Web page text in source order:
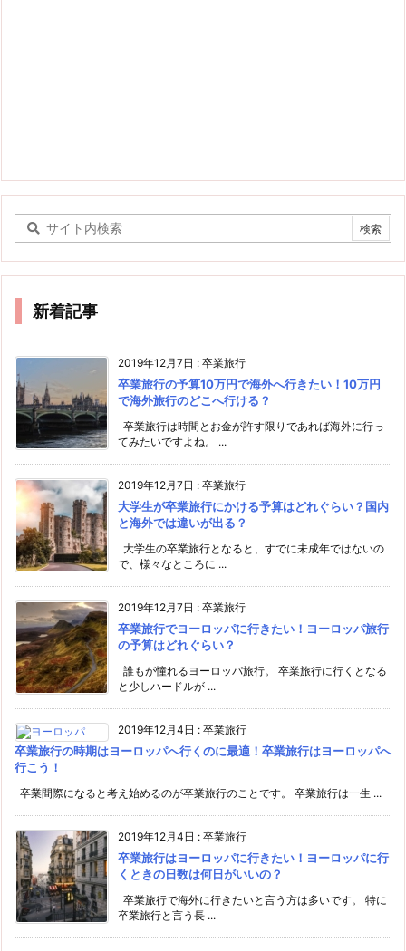
新着記事
2019年12月7日 : 卒業旅行
卒業旅行の予算10万円で海外へ行きたい！10万円
で海外旅行のどこへ行ける？
卒業旅行は時間とお金が許す限りであれば海外に行っ
てみたいですよね。 ...
2019年12月7日 : 卒業旅行
大学生が卒業旅行にかける予算はどれぐらい？国内
と海外では違いが出る？
大学生の卒業旅行となると、すでに未成年ではないの
で、様々なところに ...
2019年12月7日 : 卒業旅行
卒業旅行でヨーロッパに行きたい！ヨーロッパ旅行
の予算はどれぐらい？
誰もが憧れるヨーロッパ旅行。 卒業旅行に行くとなる
と少しハードルが ...
2019年12月4日 : 卒業旅行
卒業旅行の時期はヨーロッパへ行くのに最適！卒業旅行はヨーロッパへ
行こう！
卒業間際になると考え始めるのが卒業旅行のことです。 卒業旅行は一生 ...
2019年12月4日 : 卒業旅行
卒業旅行はヨーロッパに行きたい！ヨーロッパに行
くときの日数は何日がいいの？
卒業旅行で海外に行きたいと言う方は多いです。 特に
卒業旅行と言う長 ...